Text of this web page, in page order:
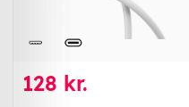
128 kr.